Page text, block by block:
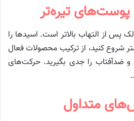
پوست‌های تیره‌تر
پس از التهاب بالاتر است. اسیدها را
شروع کنید، از ترکیب محصولات فعال
و ضدآفتاب را جدی بگیرید. حرکت‌های
متداول